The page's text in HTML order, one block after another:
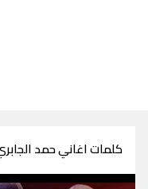
كلمات اغاني حمد